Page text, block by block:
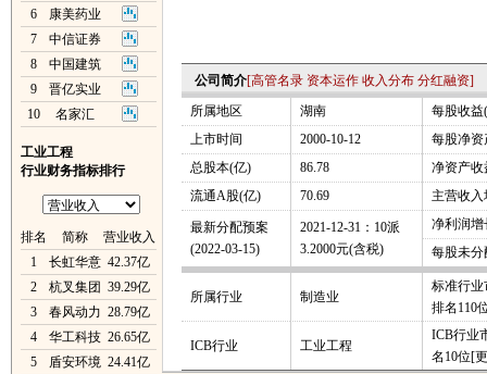
6
康美药业
7
中信证券
8
中国建筑
9
晋亿实业
10
名家汇
工业工程
行业财务指标排行
排名 简称
营业收入
1
长虹华意 42.37亿
2
杭叉集团
39.29亿
3
春风动力 28.79亿
4
华工科技 26.65亿
5
盾安环境 24.41亿
公司简介[高管名录 资本运作 收入分布 分红融资]
所属地区
湖南
每股收益
上市时间
2000-10-12
每股净资
总股本(亿)
86.78
净资产收
流通A股(亿)
70.69 主营收入
最新分配预案
(2022-03-15)
2021-12-31：10派
3.2000元(含税)
净利润增
每股未分
所属行业 制造业
标准行业
排名110
ICB行业 工业工程
ICB行业
名10位[